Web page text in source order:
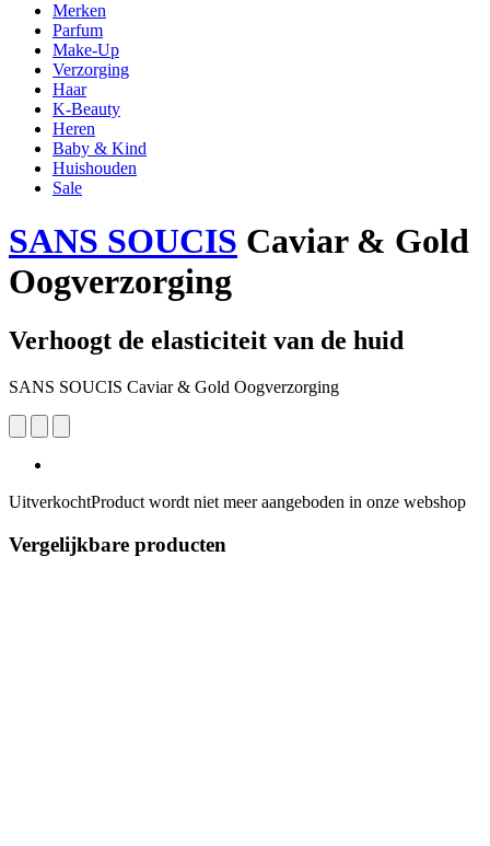
Merken
Parfum
Make-Up
Verzorging
Haar
K-Beauty
Heren
Baby & Kind
Huishouden
Sale
SANS SOUCIS Caviar & Gold
Oogverzorging
Verhoogt de elasticiteit van de huid
SANS SOUCIS Caviar & Gold Oogverzorging
UitverkochtProduct wordt niet meer aangeboden in onze webshop
Vergelijkbare producten